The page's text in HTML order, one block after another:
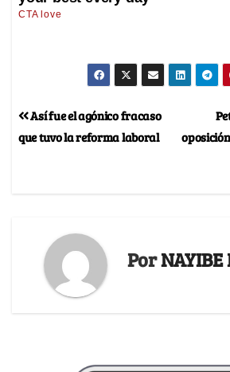
Así fue el agónico fracaso
que tuvo la reforma laboral
PorNAYIBE